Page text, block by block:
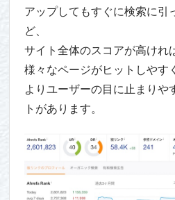
アップしてもすぐに検索に引
ど、
サイト全体のスコアが高けれ
様々なページがヒットしやす
よりユーザーの目に止まりや
トがあります。